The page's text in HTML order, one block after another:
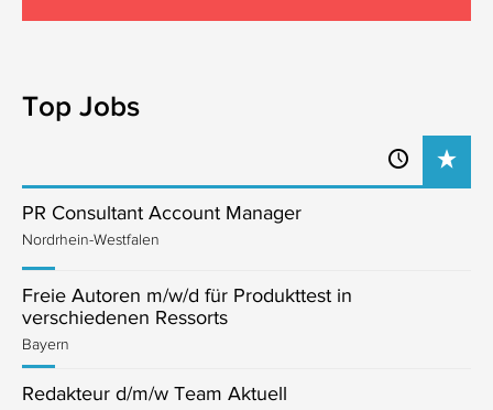
Top Jobs
PR Consultant Account Manager
Nordrhein-Westfalen
Freie Autoren m/w/d für Produkttest in
verschiedenen Ressorts
Bayern
Redakteur d/m/w Team Aktuell